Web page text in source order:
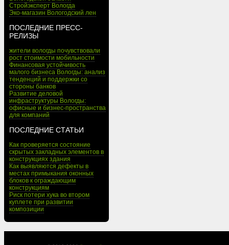
Стройэксперт Вологда
Эко-магазин Вологодский лен
ПОСЛЕДНИЕ ПРЕСС-
РЕЛИЗЫ
жители вологды почувствовали
рост стоимости мобильности
Финансовая устойчивость
малого бизнеса Вологды: анализ
тенденций и поддержки со
стороны банков
Развитие деловой
инфраструктуры Вологды:
офисные и бизнес-пространства
для компаний
ПОСЛЕДНИЕ СТАТЬИ
Как проверяется состояние
скрытых закладных элементов в
конструкциях здания
Как выявляются дефекты в
местах примыкания оконных
блоков к ограждающим
конструкциям
Риск потери хука во втором
куплете при развитии
композиции